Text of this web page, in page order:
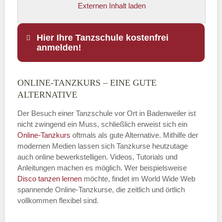
Externen Inhalt laden
Hier Ihre Tanzschule kostenfrei
anmelden!
Name
E-Mail*
Name der Tanzschule
ONLINE-TANZKURS – EINE GUTE
ALTERNATIVE
Der Besuch einer Tanzschule vor Ort in Badenweiler ist
nicht zwingend ein Muss, schließlich erweist sich ein
Online-Tanzkurs oftmals als gute Alternative. Mithilfe der
modernen Medien lassen sich Tanzkurse heutzutage
auch online bewerkstelligen. Videos, Tutorials und
Anleitungen machen es möglich. Wer beispielsweise
Disco tanzen lernen möchte, findet im World Wide Web
spannende Online-Tanzkurse, die zeitlich und örtlich
vollkommen flexibel sind.